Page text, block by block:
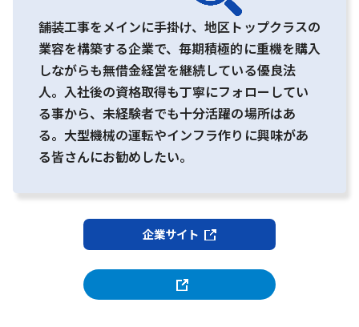
舗装工事をメインに手掛け、地区トップクラスの
業容を構築する企業で、毎期積極的に重機を購入
しながらも無借金経営を継続している優良法
人。入社後の資格取得も丁寧にフォローしてい
る事から、未経験者でも十分活躍の場所はあ
る。大型機械の運転やインフラ作りに興味があ
る皆さんにお勧めしたい。
企業サイト